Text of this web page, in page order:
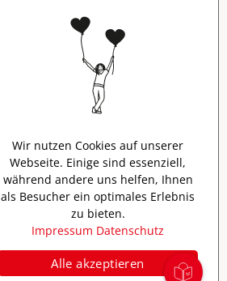
Wir nutzen Cookies auf unserer
Webseite. Einige sind essenziell,
während andere uns helfen, Ihnen
als Besucher ein optimales Erlebnis
zu bieten.
Impressum Datenschutz
Alle akzeptieren